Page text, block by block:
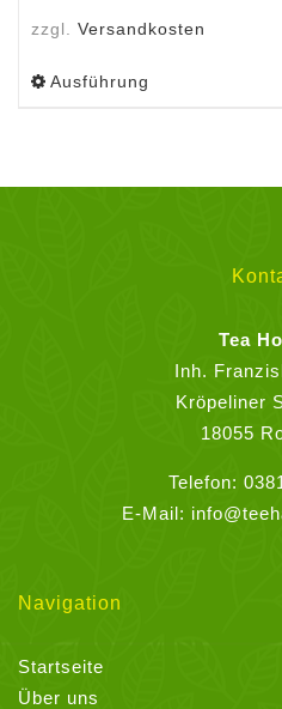
zzgl. Versandkosten
Ausführung
Produktseite
werden
Tea
Inh.
Kröpeliner
18055
Telefon:
E-Mail:
Navigation
Startseite
Über uns